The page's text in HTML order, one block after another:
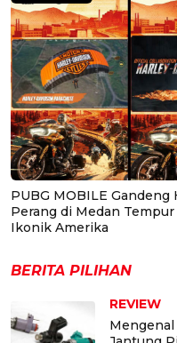
PUBG MOBILE Gandeng
Perang di Medan
Ikonik Amerika
BERITA PILIHAN
REVIEW